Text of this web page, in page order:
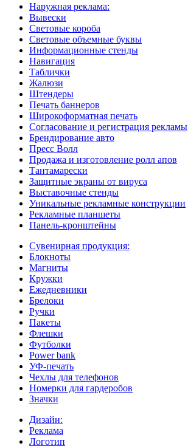
Наружная реклама:
Вывески
Световые короба
Световые объемные буквы
Информационные стенды
Навигация
Таблички
Жалюзи
Штендеры
Печать баннеров
Широкоформатная печать
Согласование и регистрация рекламы
Брендирование авто
Пресс Волл
Продажа и изготовление ролл апов
Тантамарески
Защитные экраны от вируса
Выставочные стенды
Уникальные рекламные конструкции
Рекламные планшеты
Панель-кронштейны
Сувенирная продукция:
Блокноты
Магниты
Кружки
Ежедневники
Брелоки
Ручки
Пакеты
Флешки
Футболки
Power bank
УФ-печать
Чехлы для телефонов
Номерки для гардеробов
Значки
Дизайн:
Реклама
Логотип